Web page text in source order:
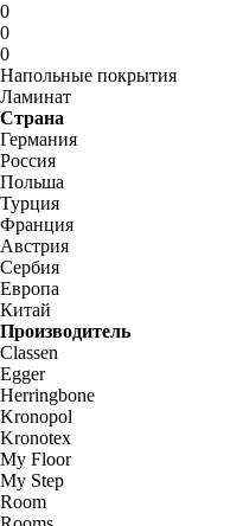
0
0
0
Напольные покрытия
Ламинат
Страна
Германия
Россия
Польша
Турция
Франция
Австрия
Сербия
Европа
Китай
Производитель
Classen
Egger
Herringbone
Kronopol
Kronotex
My Floor
My Step
Room